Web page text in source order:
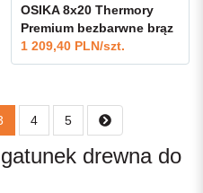
OSIKA 8x20 Thermory
Premium bezbarwne brąz
grafit
1 209,40 PLN/szt.
4 5
drewna do